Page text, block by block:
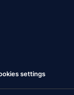
settings